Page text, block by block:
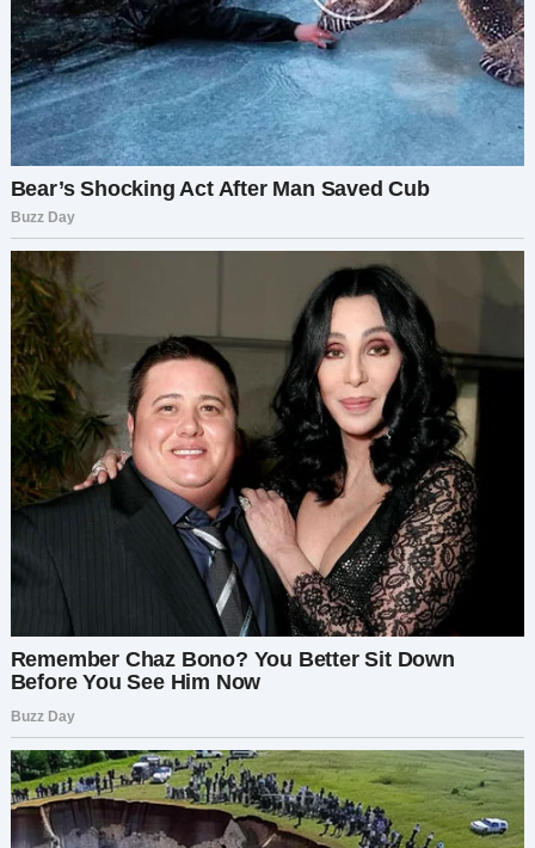
А потом, одним днём, она посмотрела мне в
глаза, вытерла руки о полотенце и сказала
слова, которые разрушили всё, что, как я думал,
мы построили.
— Я ухожу, Чарли.
Я замер, моргая, будто ослышался.
— Уходишь? О чём ты говоришь?
Она не дрогнула.
— Я больше не могу так жить. Я нашла себя… и
знаю, чего хочу. Я не создана для того, чтобы
варить тебе еду и убирать за тобой.
Я искал на её лице хоть трещинку, хоть намёк
на шутку.
— Миранда… у нас двое детей.
Её голос стал резче.
— Ты справишься. Ты отличный отец. Лучше,
чем я когда-либо была матерью.
— А как же Софи и Эмили? Они ведь ещё